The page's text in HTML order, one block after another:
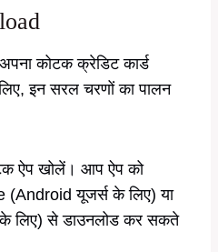
कोटक क्रेडिट कार्ड
इन सरल चरणों का पालन
ऐप खोलें। आप ऐप को
यूजर्स के लिए) या
के लिए) से डाउनलोड कर सकते